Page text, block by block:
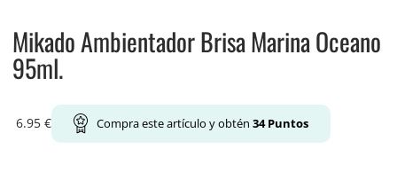
Mikado Ambientador Brisa Marina Oceano
95ml.
6.95 € Compra este artículo y obtén 34Puntos